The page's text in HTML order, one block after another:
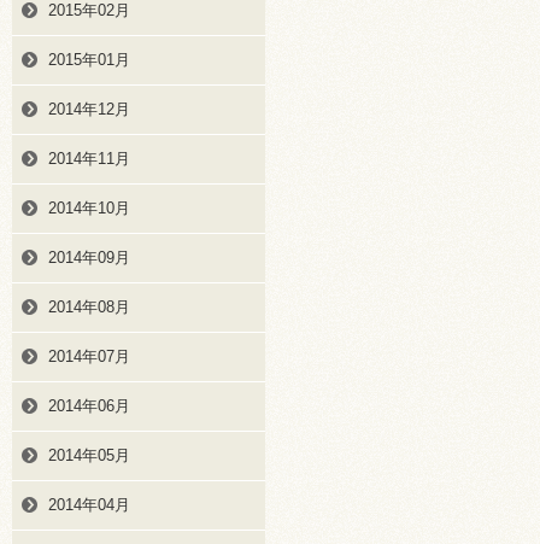
2015年02月
2015年01月
2014年12月
2014年11月
2014年10月
2014年09月
2014年08月
2014年07月
2014年06月
2014年05月
2014年04月